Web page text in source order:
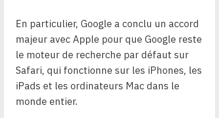
En particulier, Google a conclu un accord
majeur avec Apple pour que Google reste
le moteur de recherche par défaut sur
Safari, qui fonctionne sur les iPhones, les
iPads et les ordinateurs Mac dans le
monde entier.